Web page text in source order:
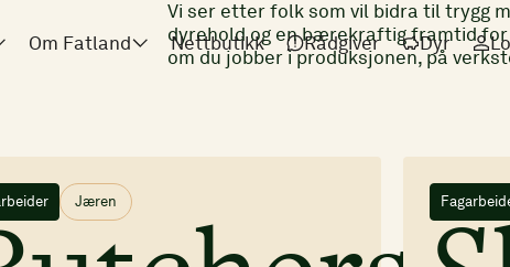
Om Fatland Nettbutikk Rådgiver Dyr
Vi ser etter folk som vil bidra til trygg
dyrehold og en bærekraftig framtid
om du jobber i produksjonen, på
Jæren